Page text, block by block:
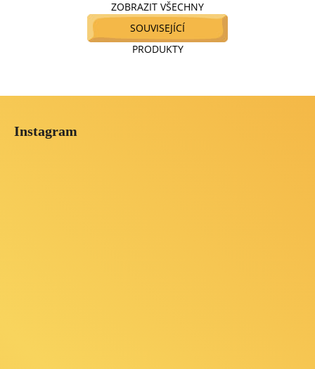
ZOBRAZIT VŠECHNY
SOUVISEJÍCÍ
PRODUKTY
Instagram